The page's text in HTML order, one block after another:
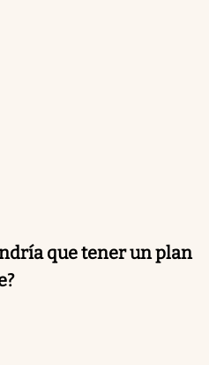
que tener un plan